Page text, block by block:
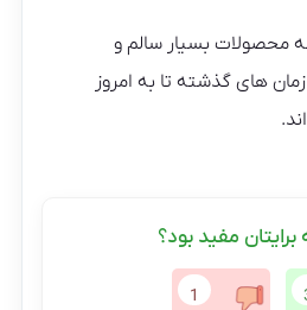
محصولات بسیار سالم و
های گذشته تا به امروز
برایتان مفید بود؟
1